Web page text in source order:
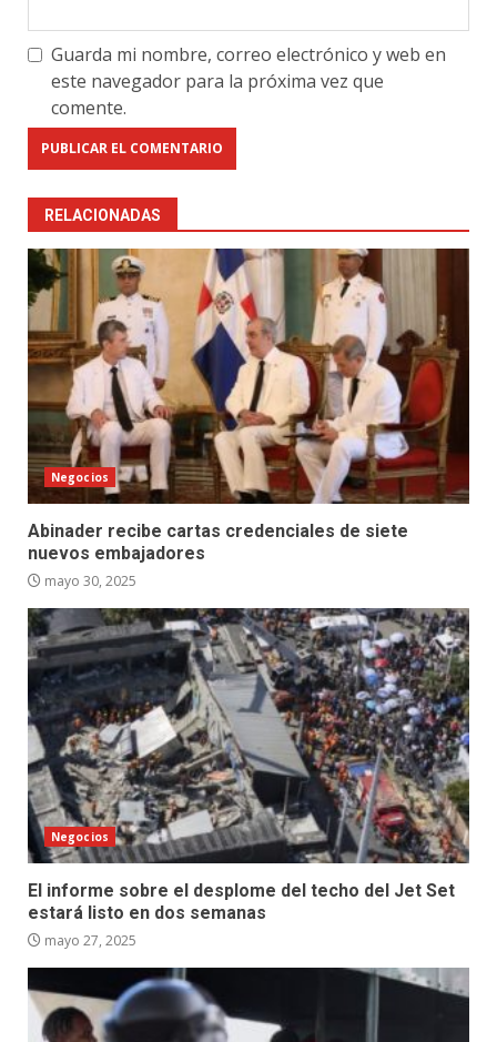
Guarda mi nombre, correo electrónico y web en
este navegador para la próxima vez que
comente.
RELACIONADAS
Negocios
Abinader recibe cartas credenciales de siete
nuevos embajadores
mayo 30, 2025
Negocios
El informe sobre el desplome del techo del Jet Set
estará listo en dos semanas
mayo 27, 2025